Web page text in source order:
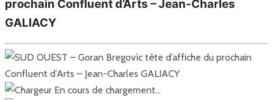
prochain Confluent d’Arts – Jean-Charles
GALIACY
En cours de chargement…